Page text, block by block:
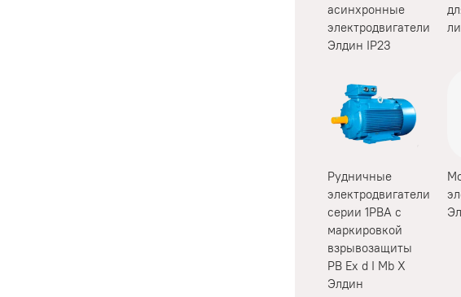
асинхронные
электродвигатели
Элдин IP23
Рудничные
электродвигатели
серии 1РВА с
маркировкой
взрывозащиты
РВ Ex d I Mb X
Элдин